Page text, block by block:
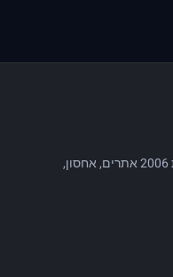
בונים נוכחות דיגיטלית מנצחת משנת 2006 אתרים, אחסון,